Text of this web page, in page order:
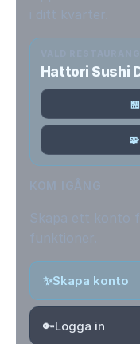
Hattori Sushi
✨Skapa konto
🔑Logga in